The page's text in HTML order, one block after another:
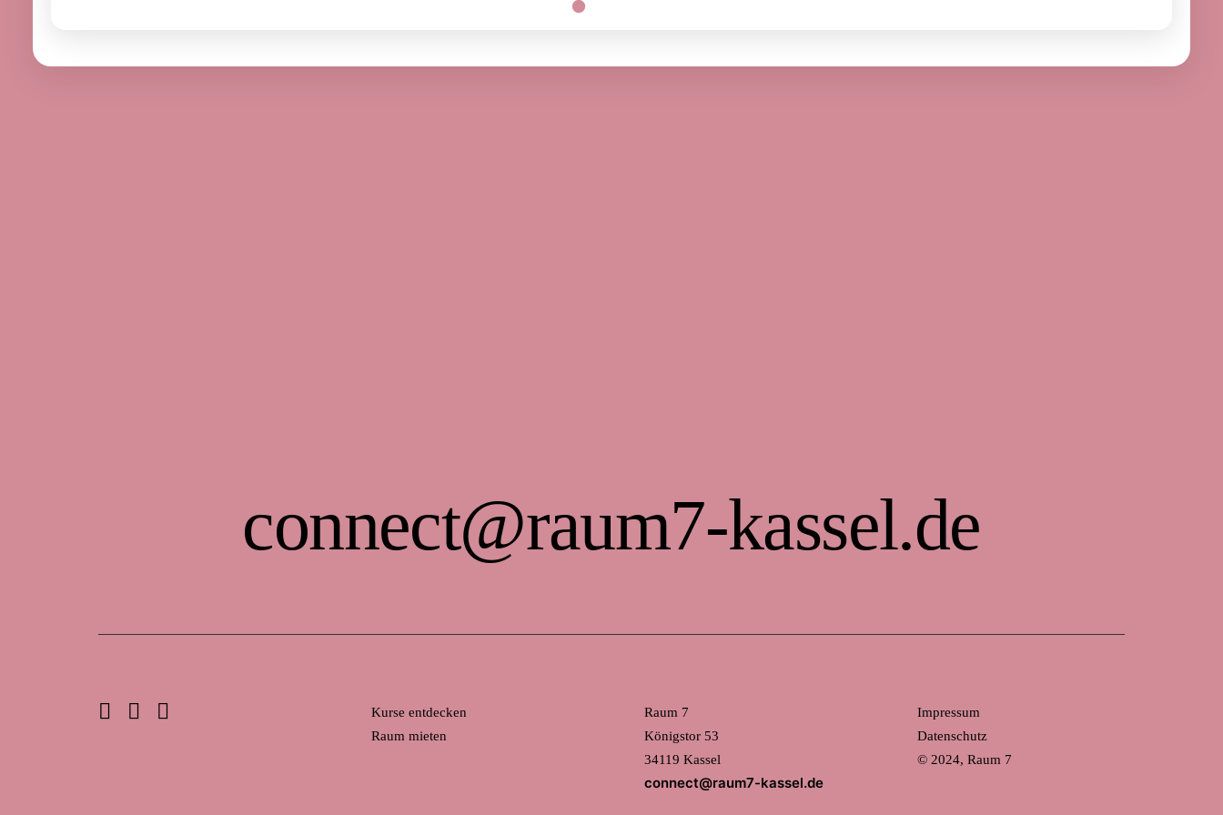
connect@raum7-kassel.de
Kurse entdecken
Raum mieten
Raum 7
Königstor 53
34119 Kassel
connect@raum7-kassel.de
Impressum
Datenschutz
© 2024, Raum 7